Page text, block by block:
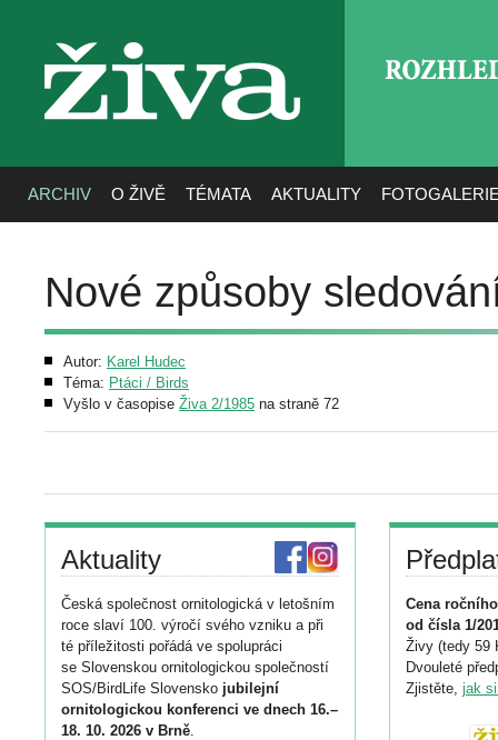
živa
ARCHIV O ŽIVĚ TÉMATA AKTUALITY
Nové způsoby
Autor: Karel Hudec
Téma: Ptáci / Birds
Vyšlo v časopise Živa 2/1985 na straně 72
Aktuality
Česká společnost ornitologická v letošním
roce slaví 100. výročí svého vzniku a při
té příležitosti pořádá ve spolupráci
se Slovenskou ornitologickou společností
SOS/BirdLife Slovensko jubilejní
ornitologickou konferenci ve dnech 16.–
18. 10. 2026 v Brně.
Cena
od čísla 1/
Živy (tedy 59
Dvouleté
Zjistěte, jak